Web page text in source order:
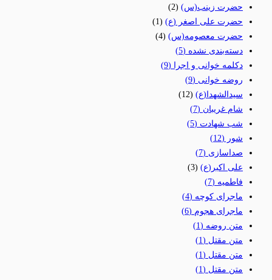
حضرت زینب(س) (2)
حضرت علی اصغر (ع) (1)
حضرت معصومه(س) (4)
دسته‌بندی نشده (5)
دکلمه خوانی و اجرا (9)
روضه خوانی (9)
سیدالشهدا(ع) (12)
شام غریبان (7)
شب شهادت (5)
شور (12)
صداسازی (7)
علی اکبر(ع) (3)
فاطمیه (7)
ماجرای کوچه (4)
ماجرای هجوم (6)
متن روضه (1)
متن مقتل (1)
متن مقتل (1)
متن مقتل (1)